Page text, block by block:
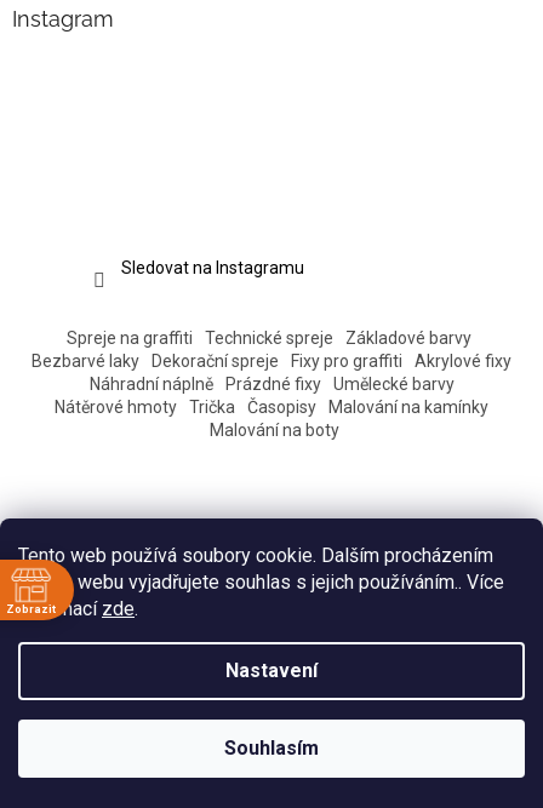
Tento web používá soubory cookie. Dalším procházením
tohoto webu vyjadřujete souhlas s jejich používáním.. Více
informací zde.
Nastavení
Souhlasím
Instagram
Sledovat na Instagramu
Spreje na graffiti Technické spreje
Základové barvy
Bezbarvé laky
Dekorační spreje Fixy pro graffiti
Akrylové fixy
Náhradní náplně
Prázdné fixy
Umělecké barvy
Nátěrové hmoty
Trička Časopisy
Malování na kamínky
Malování na boty
vyhrazena.
Zobrazit